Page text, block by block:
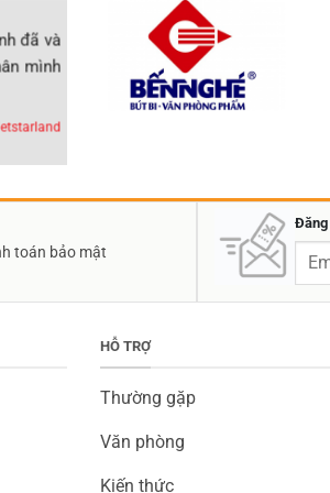
đã và
mình
Mình là Đại lý tại Miền Trung,
Phòng Phẩm Đồng Tiến được 8
phẩm Chất lượng, Giao hàng
toán bảo mật
Đăng
HỖ TRỢ
Thường gặp
Văn phòng
Kiến thức